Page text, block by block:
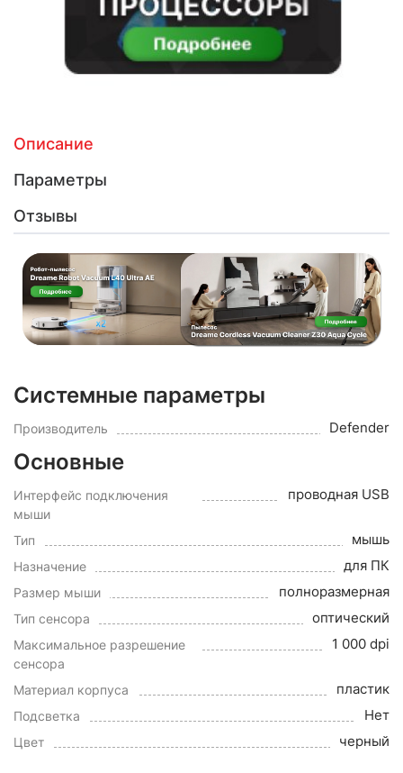
Описание
Параметры
Отзывы
Системные параметры
Производитель Defender
Основные
Интерфейс подключения
мыши
проводная USB
Тип мышь
Назначение для ПК
Размер мыши полноразмерная
Тип сенсора оптический
Максимальное разрешение
сенсора
1 000 dpi
Материал корпуса пластик
Подсветка Нет
Цвет черный